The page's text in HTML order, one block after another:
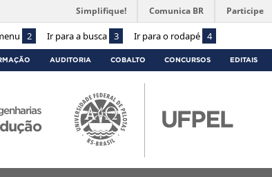
2 Ir para a busca 3 Ir para o rodapé 4
Simplifique! Comunica BR Participe
AUDITORIA COBALTO CONCURSOS EDITAIS